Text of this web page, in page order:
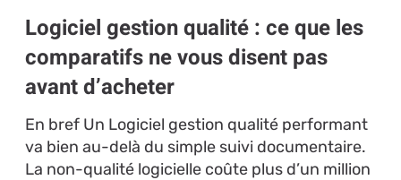
Logiciel gestion qualité : ce que les
comparatifs ne vous disent pas
avant d’acheter
En bref Un Logiciel gestion qualité performant
va bien au-delà du simple suivi documentaire.
La non-qualité logicielle coûte plus d’un million